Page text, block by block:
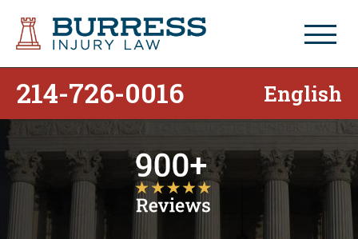
214-726-0016 English